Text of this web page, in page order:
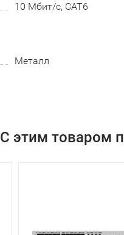
10 Мбит/с, CAT6
Металл
С этим товаром